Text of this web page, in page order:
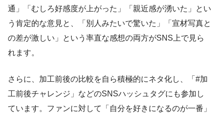
通」「むしろ好感度が上がった」「親近感が湧いた」とい
う肯定的な意見と、「別人みたいで驚いた」「宣材写真と
の差が激しい」という率直な感想の両方がSNS上で見ら
れます。
さらに、加工前後の比較を自ら積極的にネタ化し、「#加
工前後チャレンジ」などのSNSハッシュタグにも参加し
ています。ファンに対して「自分を好きになるのが一番」